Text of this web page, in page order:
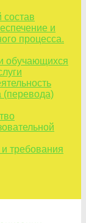
состав
и
процесса.
обучающихся
(перевода)
требования